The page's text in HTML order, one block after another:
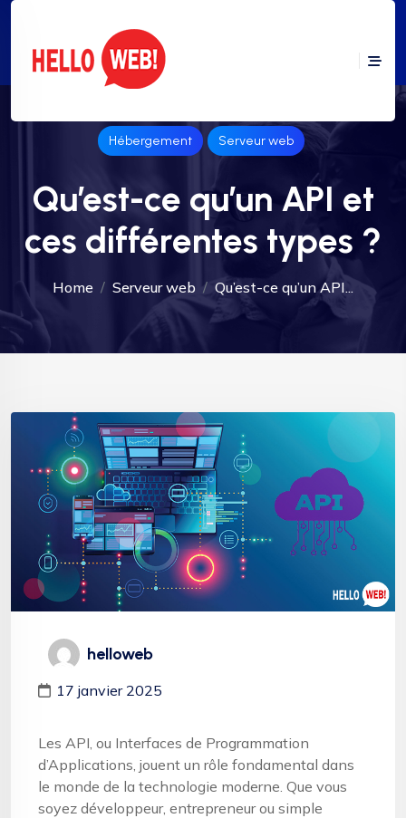
Hébergement Serveur web
Qu’est-ce qu’un API et
ces différentes types ?
Home Serveur web Qu’est-ce qu’un API...
helloweb
17 janvier 2025
Les API, ou Interfaces de Programmation
d’Applications, jouent un rôle fondamental dans
le monde de la technologie moderne. Que vous
soyez développeur, entrepreneur ou simple